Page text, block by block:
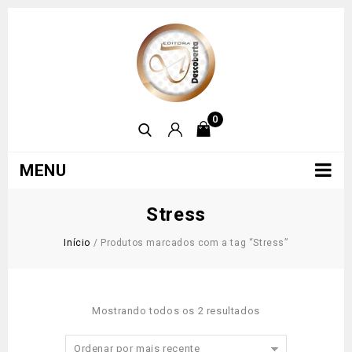
0
MENU
Stress
Início / Produtos marcados com a tag “Stress”
Mostrando todos os 2 resultados
Ordenar por mais recente